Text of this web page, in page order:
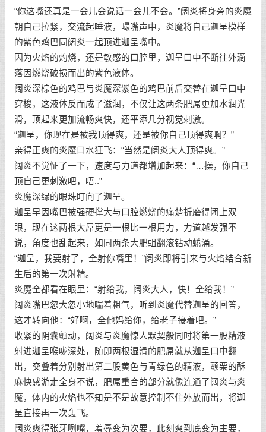
“你这嘴还真是一会儿会说话一会儿不会。”阔炎将身旁的炎魔
朝自己拉紧，交流起唾液，嘬嘴声中，炎魔将自己迦呈模样
的紫色鸡巴同阔炎一起顶进迦呈嘴中。
因为火焰的灼烧，还是敏感的口腔里，迦呈口中不断往外滴
落因燃烧破损而出的紫色液体。
阔炎深棕色的鸡巴与炎魔深紫色的鸡巴前后交替在迦呈口中
穿梭，这液体反而成了滋润，不仅让这两条肥屌更加水润光
滑，顶起来更加流畅爽快，还平添几分视觉刺激。
“迦呈，你现在是被我顶得爽，还是被你自己顶得爽啊？”
亲得正爽的炎魔口水狂飞：“当然是阔炎大人顶得爽。”
阔炎不觉怔了一下，速度与力道都增加起来：“…操，你自己
顶自己更刺激吧，唔..”
炎魔深绿的眼珠盯向了迦呈。
迦呈早因嘴巴被强硬撑大与口腔燃烧的痛楚折磨得闭上双
眼，现在这两根大屌更是一根比一根用力，力道越发强不
说，角度也乱起来，如同两条大肥蛆翻滚钻动蜷涌。
“迦呈，我要射了，全射你嘴里！”阔炎即将引来与火焰结合新
生后的第一次射精。
炎魔全都看在眼里：“射给我，阔炎大人，快！全给我！”
阔炎嘴巴忽大忽小地喘着粗气，听到炎魔代替迦呈的回答，
这才转向他：“好啊，全他妈给你，给老子接着吧。”
收紧的阴囊颤动，阔炎与炎魔惊人默契般同时将第一股精液
射进迦呈喉咙深处，随即两根湿滑的肥屌就从迦呈口中翻
出，交叠着分别射出第二股黄色与青绿色的精液，颤栗的酥
麻快感游走全身不说，肥屌重合的部分就像连通了阔炎与炎
魔，体内的火焰也不知是不是故意控制不住外放而出，将迦
呈直接再一次轰飞。
阔炎爽得张牙咧嘴，羞辱变为次要，此刻爽到底变为主要，